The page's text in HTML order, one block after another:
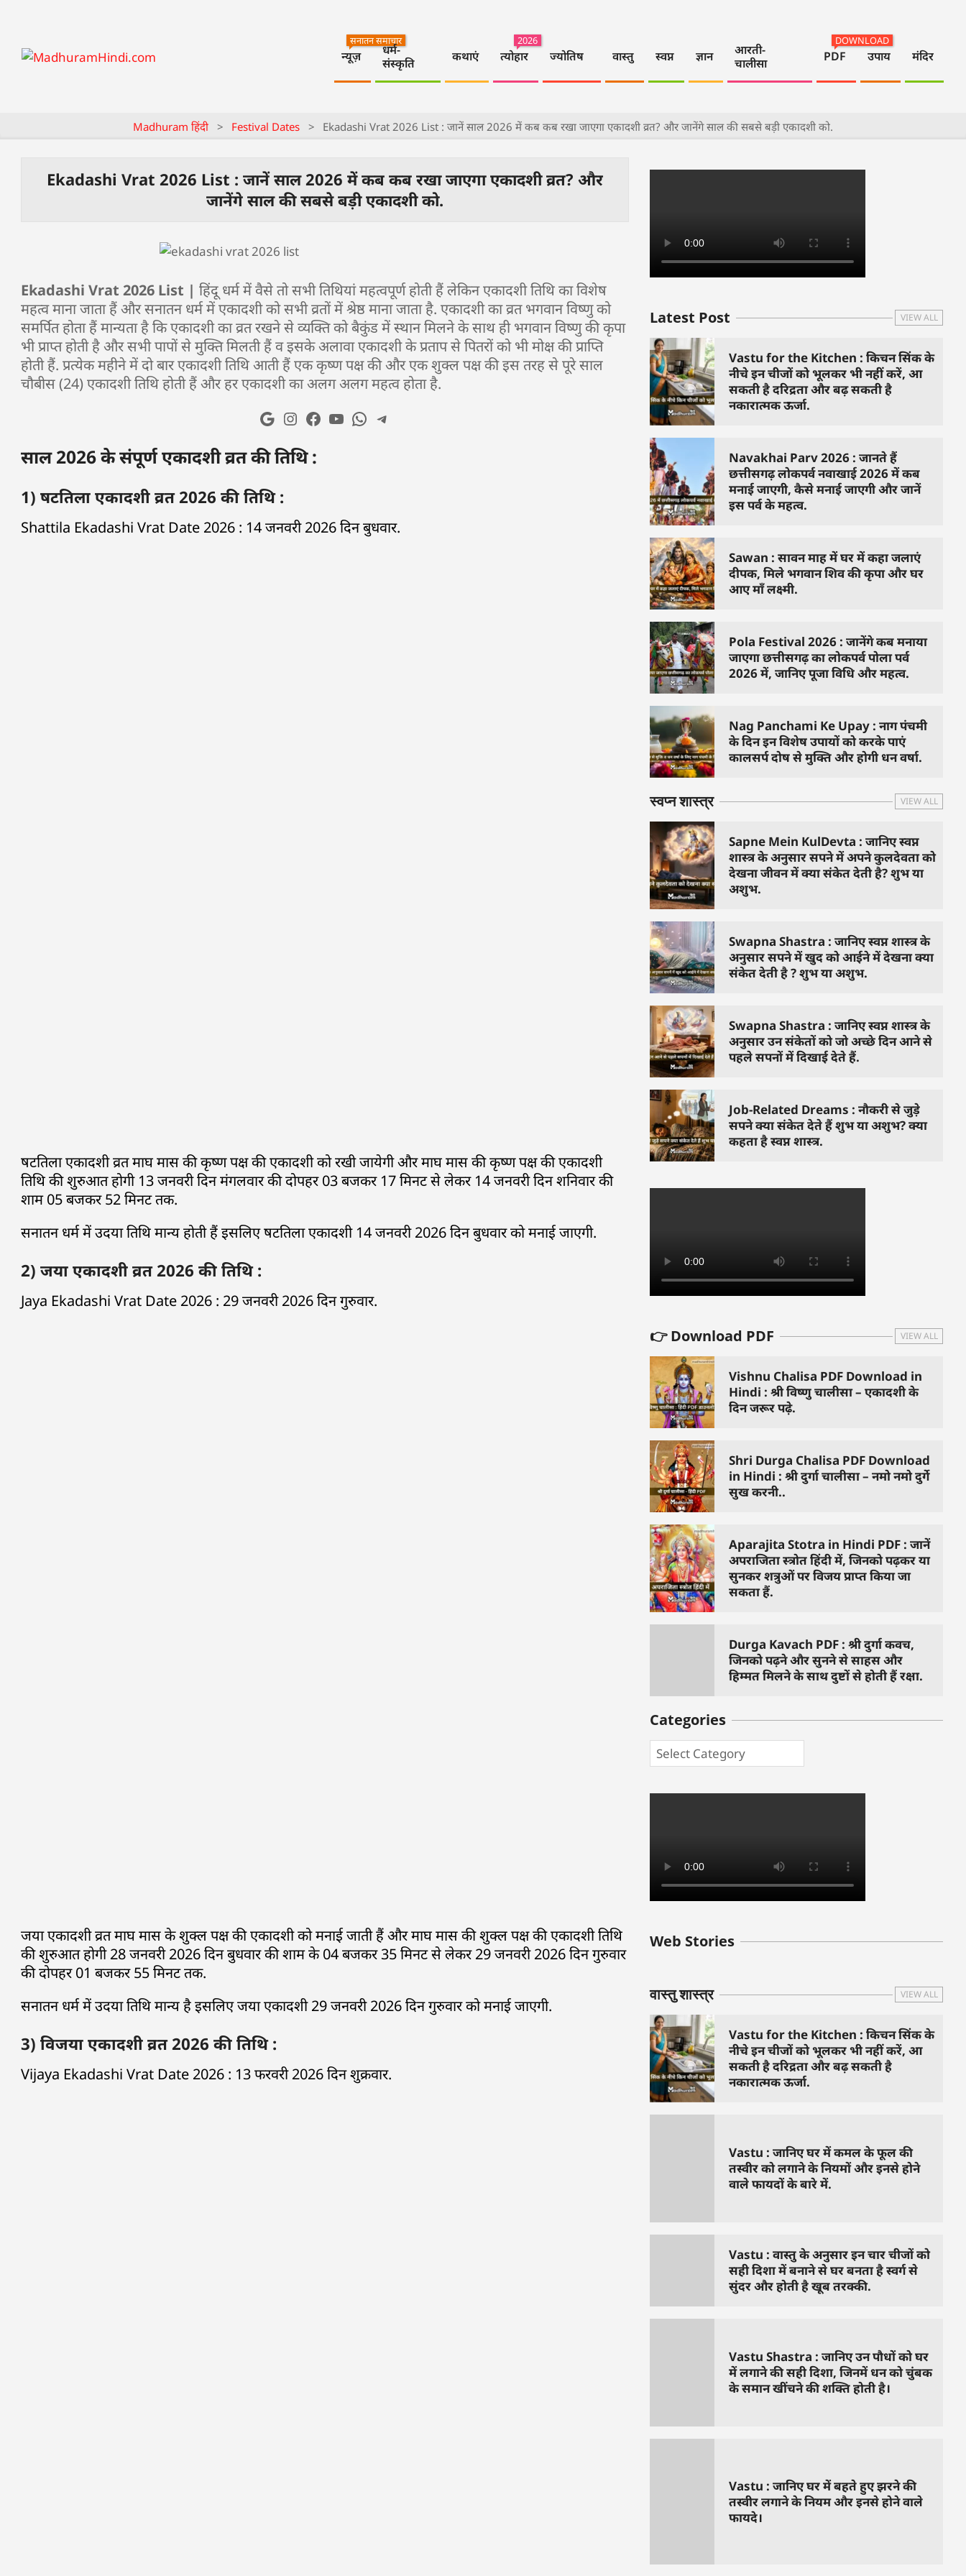
न्यूज़
सनातन समाचार
धर्म-
संस्कृति
कथाएं त्योहार
2026
ज्योतिष वास्तु स्वप्न ज्ञान
आरती-
चालीसा
PDF
DOWNLOAD
उपाय मंदिर
Madhuram हिंदी > Festival Dates > Ekadashi Vrat 2026 List : जानें साल 2026 में कब कब रखा जाएगा एकादशी व्रत? और जानेंगे साल की सबसे बड़ी एकादशी को.
Ekadashi Vrat 2026 List : जानें साल 2026 में कब कब रखा जाएगा एकादशी व्रत? और
जानेंगे साल की सबसे बड़ी एकादशी को.
Ekadashi Vrat 2026 List | हिंदू धर्म में वैसे तो सभी तिथियां महत्वपूर्ण होती हैं लेकिन एकादशी तिथि का विशेष
महत्व माना जाता हैं और सनातन धर्म में एकादशी को सभी व्रतों में श्रेष्ठ माना जाता है. एकादशी का व्रत भगवान विष्णु को
समर्पित होता हैं मान्यता है कि एकादशी का व्रत रखने से व्यक्ति को बैकुंड में स्थान मिलने के साथ ही भगवान विष्णु की कृपा
भी प्राप्त होती है और सभी पापों से मुक्ति मिलती हैं व इसके अलावा एकादशी के प्रताप से पितरों को भी मोक्ष की प्राप्ति
होती हैं. प्रत्येक महीने में दो बार एकादशी तिथि आती हैं एक कृष्ण पक्ष की और एक शुक्ल पक्ष की इस तरह से पूरे साल
चौबीस (24) एकादशी तिथि होती हैं और हर एकादशी का अलग अलग महत्व होता है.
साल 2026 के संपूर्ण एकादशी व्रत की तिथि :
1) षटतिला एकादशी व्रत 2026 की तिथि :
Shattila Ekadashi Vrat Date 2026 : 14 जनवरी 2026 दिन बुधवार.
षटतिला एकादशी व्रत माघ मास की कृष्ण पक्ष की एकादशी को रखी जायेगी और माघ मास की कृष्ण पक्ष की एकादशी
तिथि की शुरुआत होगी 13 जनवरी दिन मंगलवार की दोपहर 03 बजकर 17 मिनट से लेकर 14 जनवरी दिन शनिवार की
शाम 05 बजकर 52 मिनट तक.
सनातन धर्म में उदया तिथि मान्य होती हैं इसलिए षटतिला एकादशी 14 जनवरी 2026 दिन बुधवार को मनाई जाएगी.
2) जया एकादशी व्रत 2026 की तिथि :
Jaya Ekadashi Vrat Date 2026 : 29 जनवरी 2026 दिन गुरुवार.
जया एकादशी व्रत माघ मास के शुक्ल पक्ष की एकादशी को मनाई जाती हैं और माघ मास की शुक्ल पक्ष की एकादशी तिथि
की शुरुआत होगी 28 जनवरी 2026 दिन बुधवार की शाम के 04 बजकर 35 मिनट से लेकर 29 जनवरी 2026 दिन गुरुवार
की दोपहर 01 बजकर 55 मिनट तक.
सनातन धर्म में उदया तिथि मान्य है इसलिए जया एकादशी 29 जनवरी 2026 दिन गुरुवार को मनाई जाएगी.
3) विजया एकादशी व्रत 2026 की तिथि :
Vijaya Ekadashi Vrat Date 2026 : 13 फरवरी 2026 दिन शुक्रवार.
Latest Post VIEW ALL
Vastu for the Kitchen : किचन सिंक के
नीचे इन चीजों को भूलकर भी नहीं करें, आ
सकती है दरिद्रता और बढ़ सकती है
नकारात्मक ऊर्जा.
Navakhai Parv 2026 : जानते हैं
छत्तीसगढ़ लोकपर्व नवाखाई 2026 में कब
मनाई जाएगी, कैसे मनाई जाएगी और जानें
इस पर्व के महत्व.
Sawan : सावन माह में घर में कहा जलाएं
दीपक, मिले भगवान शिव की कृपा और घर
आए माँ लक्ष्मी.
Pola Festival 2026 : जानेंगे कब मनाया
जाएगा छत्तीसगढ़ का लोकपर्व पोला पर्व
2026 में, जानिए पूजा विधि और महत्व.
Nag Panchami Ke Upay : नाग पंचमी
के दिन इन विशेष उपायों को करके पाएं
कालसर्प दोष से मुक्ति और होगी धन वर्षा.
स्वप्न शास्त्र VIEW ALL
Sapne Mein KulDevta : जानिए स्वप्न
शास्त्र के अनुसार सपने में अपने कुलदेवता को
देखना जीवन में क्या संकेत देती है? शुभ या
अशुभ.
Swapna Shastra : जानिए स्वप्न शास्त्र के
अनुसार सपने में खुद को आईने में देखना क्या
संकेत देती है ? शुभ या अशुभ.
Swapna Shastra : जानिए स्वप्न शास्त्र के
अनुसार उन संकेतों को जो अच्छे दिन आने से
पहले सपनों में दिखाई देते हैं.
Job-Related Dreams : नौकरी से जुड़े
सपने क्या संकेत देते हैं शुभ या अशुभ? क्या
कहता है स्वप्न शास्त्र.
👉 Download PDF VIEW ALL
Vishnu Chalisa PDF Download in
Hindi : श्री विष्णु चालीसा – एकादशी के
दिन जरूर पढ़े.
Shri Durga Chalisa PDF Download
in Hindi : श्री दुर्गा चालीसा – नमो नमो दुर्गे
सुख करनी..
Aparajita Stotra in Hindi PDF : जानें
अपराजिता स्त्रोत हिंदी में, जिनको पढ़कर या
सुनकर शत्रुओं पर विजय प्राप्त किया जा
सकता हैं.
Durga Kavach PDF : श्री दुर्गा कवच,
जिनको पढ़ने और सुनने से साहस और
हिम्मत मिलने के साथ दुष्टों से होती हैं रक्षा.
Categories
Web Stories
बुधवार के उपाय :
जिनसे हो गणेश जी
वास्तु शास्त्र VIEW ALL
Vastu for the Kitchen : किचन सिंक के
नीचे इन चीजों को भूलकर भी नहीं करें, आ
सकती है दरिद्रता और बढ़ सकती है
नकारात्मक ऊर्जा.
Vastu : जानिए घर में कमल के फूल की
तस्वीर को लगाने के नियमों और इनसे होने
वाले फायदों के बारे में.
Vastu : वास्तु के अनुसार इन चार चीजों को
सही दिशा में बनाने से घर बनता है स्वर्ग से
सुंदर और होती है खूब तरक्की.
Vastu Shastra : जानिए उन पौधों को घर
में लगाने की सही दिशा, जिनमें धन को चुंबक
के समान खींचने की शक्ति होती है।
Vastu : जानिए घर में बहते हुए झरने की
तस्वीर लगाने के नियम और इनसे होने वाले
फायदे।